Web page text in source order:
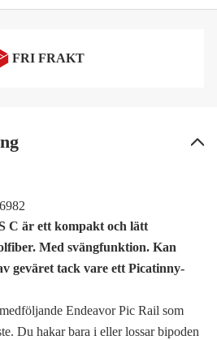
FRI FRAKT
C är ett kompakt och lätt
Med svängfunktion. Kan
geväret tack vare ett Picatinny-
Endeavor Pic Rail som
Du hakar bara i eller lossar bipoden